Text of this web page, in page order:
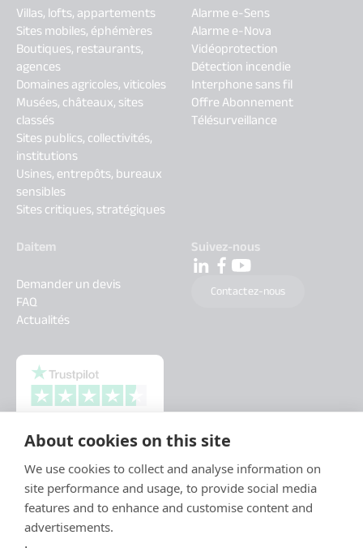
About cookies on this site
We use cookies to collect and analyse information on
site performance and usage, to provide social media
features and to enhance and customise content and
advertisements.
Villas, lofts, appartements
Sites mobiles, éphémères
Boutiques, restaurants,
agences
Domaines agricoles, viticoles
Musées, châteaux, sites
classés
Sites publics, collectivités,
institutions
Usines, entrepôts, bureaux
sensibles
Sites critiques, stratégiques
Alarme e-Sens
Alarme e-Nova
Vidéoprotection
Détection incendie
Interphone sans fil
Offre Abonnement
Télésurveillance
Daitem
Demander un devis
FAQ
Actualités
Suivez-nous
Contactez-nous